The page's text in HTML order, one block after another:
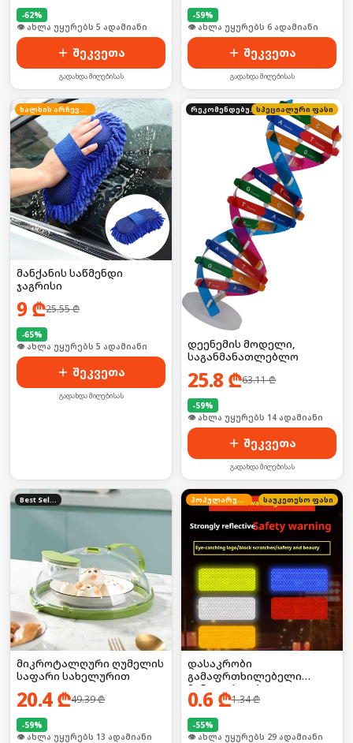
-62%
🛒 ბოლო 24სთ-ში იყიდა 7-მა
შეკვეთა
გადახდა მიღებისას
-59%
🛒 ბოლო 24სთ-ში იყიდა 13-მა
შეკვეთა
გადახდა მიღებისას
ხალხის არჩევანი
მანქანის საწმენდი
ჯაგრისი
9 ₾25.55₾
-65%
🛒 ბოლო 24სთ-ში იყიდა 53-მა
შეკვეთა
გადახდა მიღებისას
რეკომენდებულისპეციალური ფასი
დეენემის მოდელი,
საგანმანათლებლო
25.8 ₾63.11₾
-59%
🛒 ბოლო 24სთ-ში იყიდა 19-მა
შეკვეთა
გადახდა მიღებისას
Best Seller
მიკროტალღური ღუმელის
საფარი სახელურით
20.4₾49.39₾
-59%
🛒 ბოლო 24სთ-ში იყიდა 16-მა
პოპულარული საუკეთესო ფასი
დასაკრობი
გამაფრთხილებელი
მანათობლები
0.6 ₾1.34₾
-55%
🛒 ბოლო 24სთ-ში იყიდა 39-მა